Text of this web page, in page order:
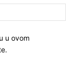
u ovom